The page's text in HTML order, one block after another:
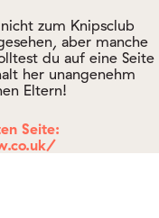
zum Knipsclub
aber manche
du auf eine Seite
her unangenehm
Eltern!
Seite: